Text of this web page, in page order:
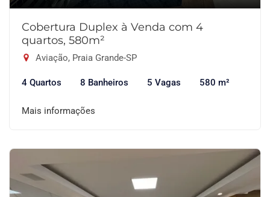
Cobertura Duplex à Venda com 4
quartos, 580m²
Aviação, Praia Grande-SP
4 Quartos 8 Banheiros 5 Vagas 580 m²
Mais informações